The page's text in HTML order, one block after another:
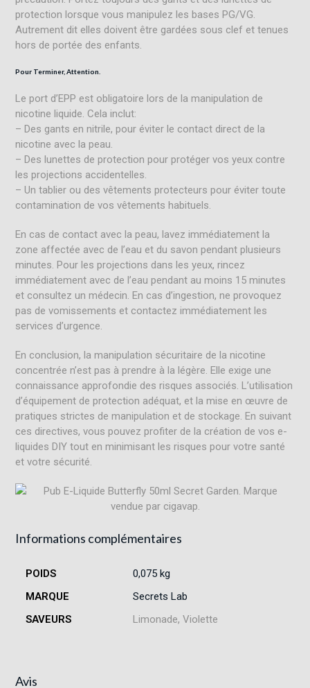
protection lorsque vous manipulez les bases PG/VG.
Autrement dit elles doivent être gardées sous clef et tenues
hors de portée des enfants.
Pour Terminer, Attention.
Le port d’EPP est obligatoire lors de la manipulation de
nicotine liquide. Cela inclut:
– Des gants en nitrile, pour éviter le contact direct de la
nicotine avec la peau.
– Des lunettes de protection pour protéger vos yeux contre
les projections accidentelles.
– Un tablier ou des vêtements protecteurs pour éviter toute
contamination de vos vêtements habituels.
En cas de contact avec la peau, lavez immédiatement la
zone affectée avec de l’eau et du savon pendant plusieurs
minutes. Pour les projections dans les yeux, rincez
immédiatement avec de l’eau pendant au moins 15 minutes
et consultez un médecin. En cas d’ingestion, ne provoquez
pas de vomissements et contactez immédiatement les
services d’urgence.
En conclusion, la manipulation sécuritaire de la nicotine
concentrée n’est pas à prendre à la légère. Elle exige une
connaissance approfondie des risques associés. L’utilisation
d’équipement de protection adéquat, et la mise en œuvre de
pratiques strictes de manipulation et de stockage. En suivant
ces directives, vous pouvez profiter de la création de vos e-
liquides DIY tout en minimisant les risques pour votre santé
et votre sécurité.
Informations complémentaires
POIDS
0,075 kg
MARQUE
Secrets Lab
SAVEURS
Limonade, Violette
Avis